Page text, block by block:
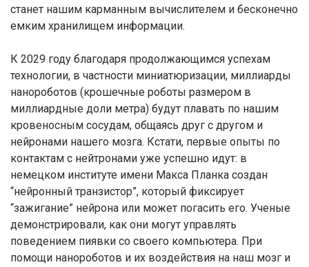
станет нашим карманным вычислителем и бесконечно
емким хранилищем информации.
К 2029 году благодаря продолжающимся успехам
технологии, в частности миниатюризации, миллиарды
нанороботов (крошечные роботы размером в
миллиардные доли метра) будут плавать по нашим
кровеносным сосудам, общаясь друг с другом и
нейронами нашего мозга. Кстати, первые опыты по
контактам с нейтронами уже успешно идут: в
немецком институте имени Макса Планка создан
“нейронный транзистор”, который фиксирует
“зажигание” нейрона или может погасить его. Ученые
демонстрировали, как они могут управлять
поведением пиявки со своего компьютера. При
помощи нанороботов и их воздействия на наш мозг и